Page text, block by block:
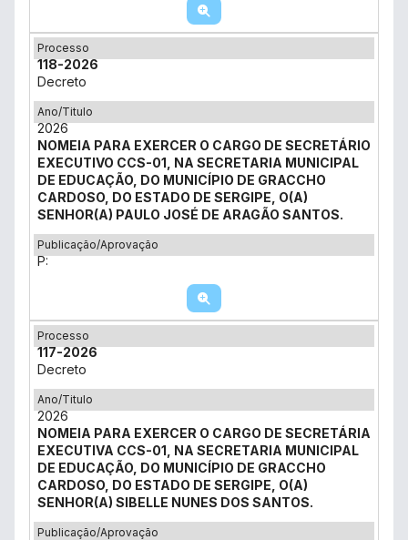
Processo
118-2026
Decreto
Ano/Titulo
2026
NOMEIA PARA EXERCER O CARGO DE SECRETÁRIO
EXECUTIVO CCS-01, NA SECRETARIA MUNICIPAL
DE EDUCAÇÃO, DO MUNICÍPIO DE GRACCHO
CARDOSO, DO ESTADO DE SERGIPE, O(A)
SENHOR(A) PAULO JOSÉ DE ARAGÃO SANTOS.
Publicação/Aprovação
P:
Processo
117-2026
Decreto
Ano/Titulo
2026
NOMEIA PARA EXERCER O CARGO DE SECRETÁRIA
EXECUTIVA CCS-01, NA SECRETARIA MUNICIPAL
DE EDUCAÇÃO, DO MUNICÍPIO DE GRACCHO
CARDOSO, DO ESTADO DE SERGIPE, O(A)
SENHOR(A) SIBELLE NUNES DOS SANTOS.
Publicação/Aprovação